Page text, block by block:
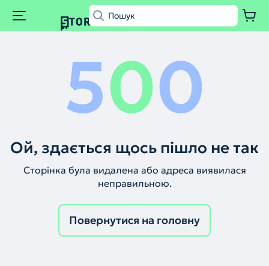
500
Ой, здається щось пішло не так
Сторінка була видалена або адреса виявилася
неправильною.
Повернутися на головну